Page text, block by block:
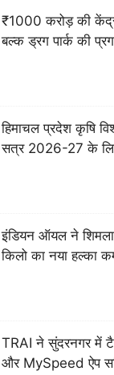
₹1000 करोड़ की
बल्क ड्रग पार्क की
हिमाचल प्रदेश कृषि
सत्र 2026-27 के
इंडियन ऑयल ने
किलो का नया हल्का
TRAI ने सुंदरनगर में
और MySpeed ऐप